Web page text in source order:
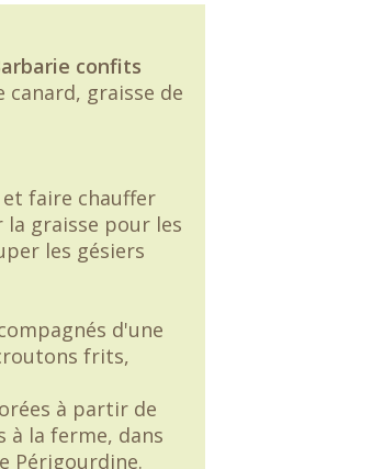
confits
canard, graisse de
faire chauffer
la graisse pour les
les gésiers
d'une
frits,
à partir de
à la ferme, dans
Périgourdine.